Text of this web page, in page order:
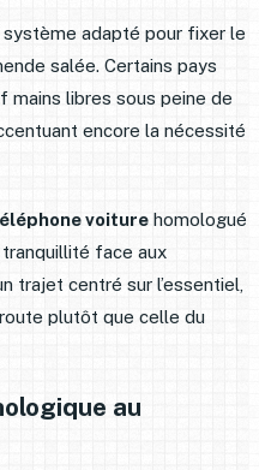
système adapté pour fixer le
salée. Certains pays
mains libres sous peine de
encore la nécessité
voiturehomologué
face aux
trajet centré sur l’essentiel,
plutôt que celle du
au